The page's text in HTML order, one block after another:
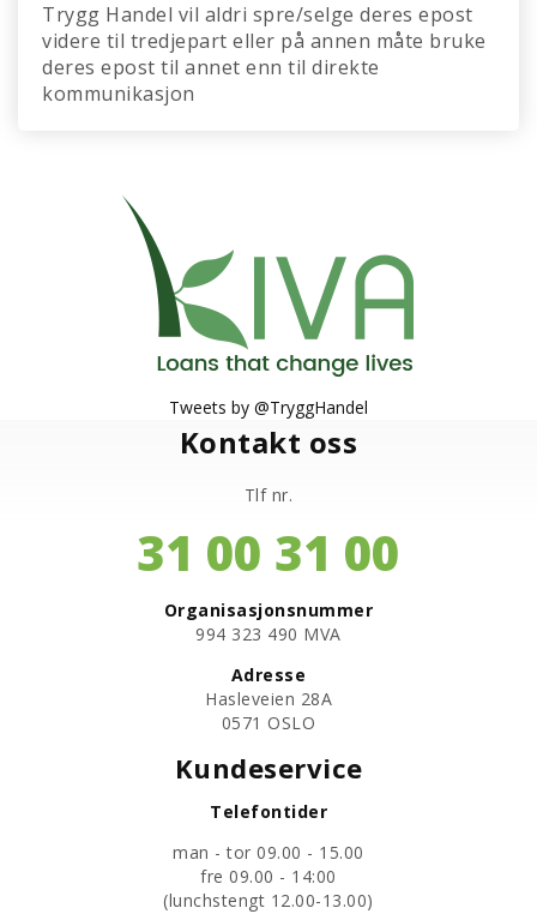
Trygg Handel vil aldri spre/selge deres epost
videre til tredjepart eller på annen måte bruke
deres epost til annet enn til direkte
kommunikasjon
Tweets by @TryggHandel
Kontakt oss
Tlf nr.
31 00 31 00
Organisasjonsnummer
​994 323 490 MVA
Adresse
Hasleveien 28A
0571 OSLO
Kundeservice
Telefontider
man - tor 09.00 - 15.00
fre 09.00 - 14:00
​(lunchstengt 12.00-13.00)